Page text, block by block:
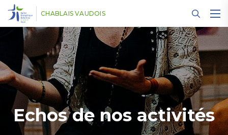
CHABLAIS VAUDOIS
Echos de nos activités
Panneau de gestion des cookies